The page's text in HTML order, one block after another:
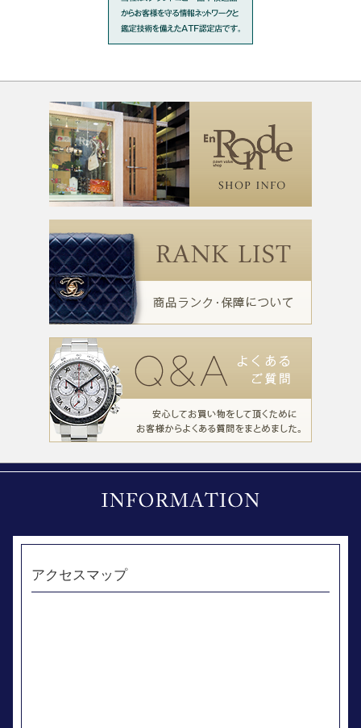
アクセスマップ